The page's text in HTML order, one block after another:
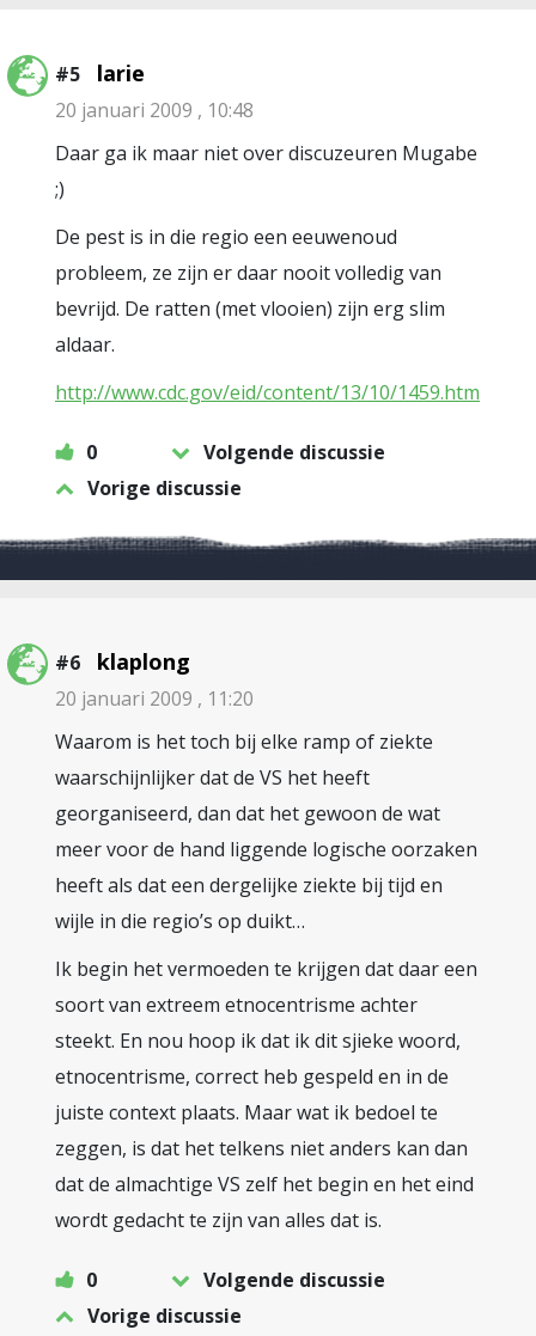
#5 larie
20 januari 2009 , 10:48
Daar ga ik maar niet over discuzeuren Mugabe
;)
De pest is in die regio een eeuwenoud
probleem, ze zijn er daar nooit volledig van
bevrijd. De ratten (met vlooien) zijn erg slim
aldaar.
http://www.cdc.gov/eid/content/13/10/1459.htm
0
Volgende discussie
Vorige discussie
#6 klaplong
20 januari 2009 , 11:20
Waarom is het toch bij elke ramp of ziekte
waarschijnlijker dat de VS het heeft
georganiseerd, dan dat het gewoon de wat
meer voor de hand liggende logische oorzaken
heeft als dat een dergelijke ziekte bij tijd en
wijle in die regio’s op duikt…
Ik begin het vermoeden te krijgen dat daar een
soort van extreem etnocentrisme achter
steekt. En nou hoop ik dat ik dit sjieke woord,
etnocentrisme, correct heb gespeld en in de
juiste context plaats. Maar wat ik bedoel te
zeggen, is dat het telkens niet anders kan dan
dat de almachtige VS zelf het begin en het eind
wordt gedacht te zijn van alles dat is.
0
Volgende discussie
Vorige discussie